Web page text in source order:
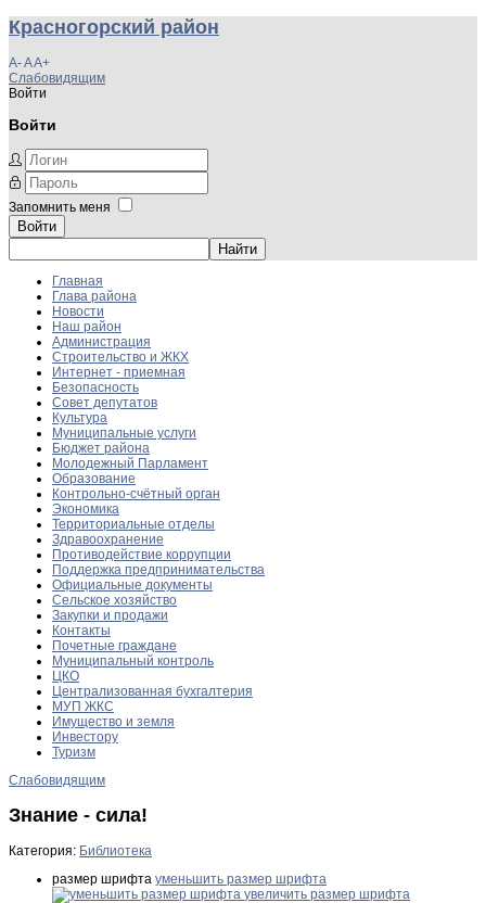
Красногорский район
A-AA+
Слабовидящим
Войти
Войти
Запомнить меня
Войти
Главная
Глава района
Новости
Наш район
Администрация
Строительство и ЖКХ
Интернет - приемная
Безопасность
Совет депутатов
Культура
Муниципальные услуги
Бюджет района
Молодежный Парламент
Образование
Контрольно-счётный орган
Экономика
Территориальные отделы
Здравоохранение
Противодействие коррупции
Поддержка предпринимательства
Официальные документы
Сельское хозяйство
Закупки и продажи
Контакты
Почетные граждане
Муниципальный контроль
ЦКО
Централизованная бухгалтерия
МУП ЖКС
Имущество и земля
Инвестору
Туризм
Слабовидящим
Знание - сила!
Категория: Библиотека
размер шрифта уменьшить размер шрифта
увеличить размер шрифта